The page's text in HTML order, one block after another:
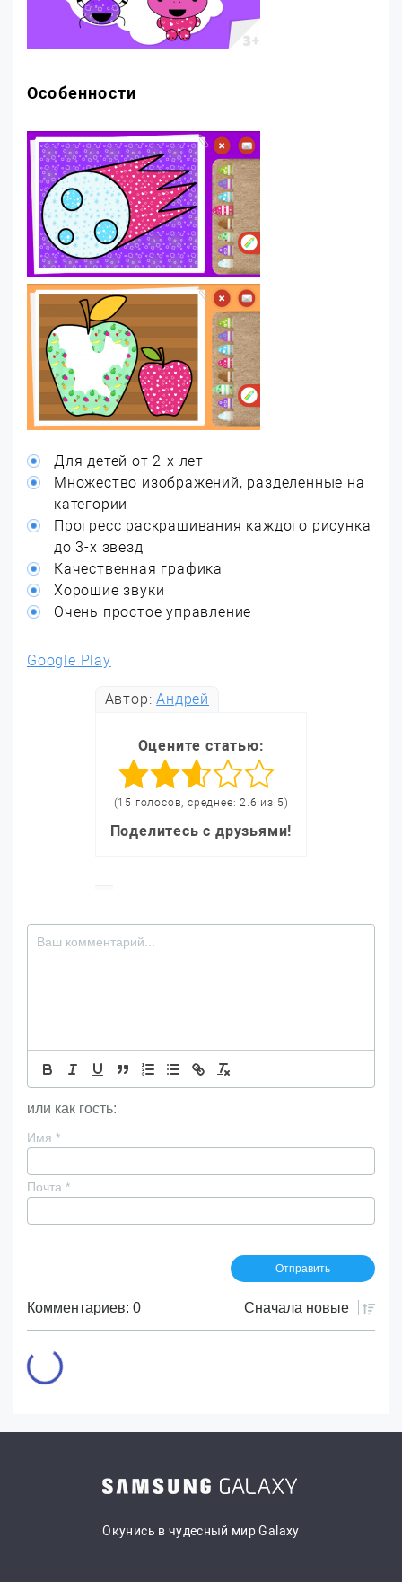
Особенности
Для детей от 2-х лет
Множество изображений, разделенные на
категории
Прогресс раскрашивания каждого рисунка
до 3-х звезд
Качественная графика
Хорошие звуки
Очень простое управление
Google Play
Автор:Андрей
Оцените статью:
(15 голосов, среднее: 2.6 из 5)
Поделитесь с друзьями!
или как гость:
Имя *
Почта *
Комментариев: 0 Сначала новые
Окунись в чудесный мир Galaxy